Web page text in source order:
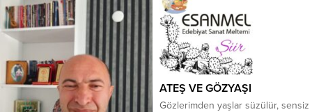
he did sing: To his music plants
and flowers Ever sprung; as sun
and showers There had...
ATEŞ VE GÖZYAŞI
Gözlerimden yaşlar süzülür, sensiz